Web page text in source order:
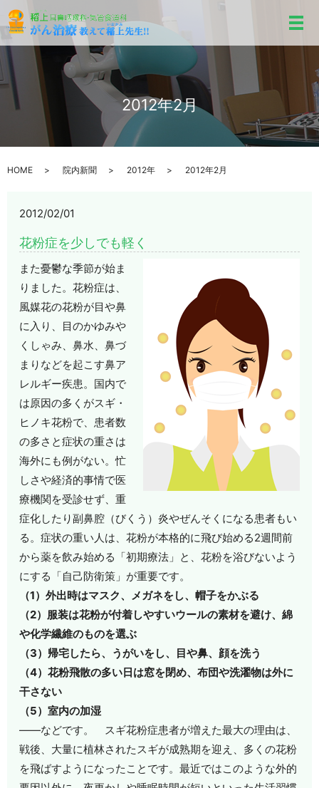
メ
2012年2月
HOME 院内新聞 2012年 2012年2月
2012/02/01
花粉症を少しでも軽く
また憂鬱な季節が始ま
りました。花粉症は、
風媒花の花粉が目や鼻
に入り、目のかゆみや
くしゃみ、鼻水、鼻づ
まりなどを起こす鼻ア
レルギー疾患。国内で
は原因の多くがスギ・
ヒノキ花粉で、患者数
の多さと症状の重さは
海外にも例がない。忙
しさや経済的事情で医
療機関を受診せず、重
症化したり副鼻腔（びくう）炎やぜんそくになる患者もい
る。症状の重い人は、花粉が本格的に飛び始める2週間前
から薬を飲み始める「初期療法」と、花粉を浴びないよう
にする「自己防衛策」が重要です。
（1）外出時はマスク、メガネをし、帽子をかぶる
（2）服装は花粉が付着しやすいウールの素材を避け、綿
や化学繊維のものを選ぶ
（3）帰宅したら、うがいをし、目や鼻、顔を洗う
（4）花粉飛散の多い日は窓を閉め、布団や洗濯物は外に
干さない
（5）室内の加湿
――などです。 スギ花粉症患者が増えた最大の理由は、
戦後、大量に植林されたスギが成熟期を迎え、多くの花粉
を飛ばすようになったことです。最近ではこのような外的